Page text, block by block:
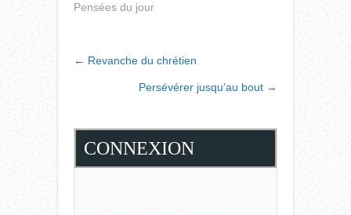
Pensées du jour
POST
NAVIGATION
← Revanche du chrétien
Persévérer jusqu’au bout →
CONNEXION